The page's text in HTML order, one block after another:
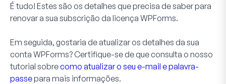
É tudo! Estes são os detalhes que precisa de saber para
renovar a sua subscrição da licença WPForms.
Em seguida, gostaria de atualizar os detalhes da sua
conta WPForms? Certifique-se de que consulta o nosso
tutorial sobrecomo atualizar o seu e-mail e palavra-
passepara mais informações.